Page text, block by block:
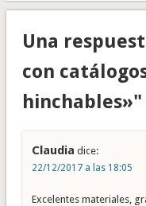
Una
con
hinchables»"
Claudia dice:
22/12/2017 a las 18:05
Excelentes materiales,